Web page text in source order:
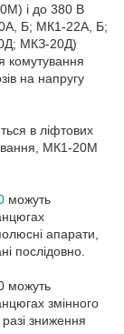
і до 380 В
Б; МК1-22А, Б;
МКЗ-20Д)
комутування
на напругу
в ліфтових
МК1-20М
можуть
апарати,
послідовно.
можуть
змінного
зниження